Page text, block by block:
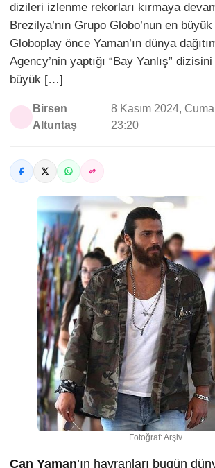
dizileri izlenme rekorları kırmaya
Brezilya’nın Grupo Globo’nun en
Globoplay önce Yaman’ın dünya
Agency’nin yaptığı “Bay Yanlış”
büyük […]
Birsen
Altuntaş
8 Kasım 2024,
23:20
Fotoğraf: Arşiv
Can Yaman’ın hayranları bugün